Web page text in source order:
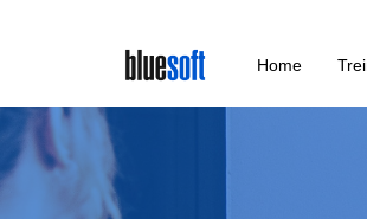
main
content
Home